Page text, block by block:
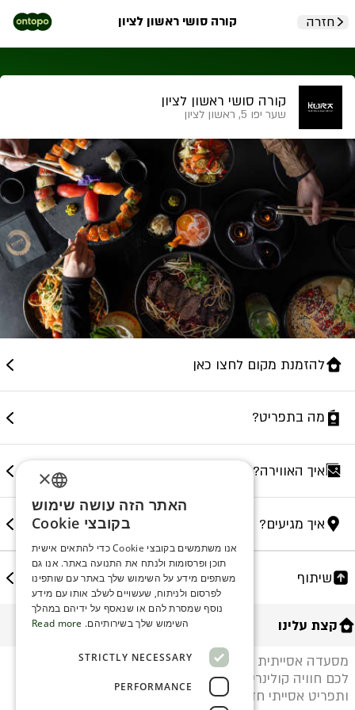
חזרה קורה סושי ראשון לציון
קורה סושי ראשון לציון
שער יפו 5, ראשון לציון
להזמנת מקום לחצו כאן
מה בתפריט?
איך האווירה?
איך מגיעים?
שיתוף
קצת עלינו
מסעדה אסייתית הממוקמת בראשון לציון בקורה מחכה
לכם חוויה קולינרית מושלמת: נוף, בריזה, שירות עם חיוך
ותפריט אסייתי חדשני ויצירתי
ENGLISH
SERBIA
HEBREW
RUSSIAN
SERBIAN-2
×
האתר הזה עושה שימוש
בקובצי Cookie
אנו משתמשים בקובצי Cookie כדי להתאים אישית
תוכן ופרסומות ולנתח את התנועה באתר. אנו גם
משתפים מידע על השימוש שלך באתר עם שותפינו
לפרסום ולניתוח, שעשויים לשלב אותו עם מידע
נוסף שמסרת להם או שנאסף על ידיהם במהלך
השימוש שלך בשירותיהם. Read more
STRICTLY NECESSARY
PERFORMANCE